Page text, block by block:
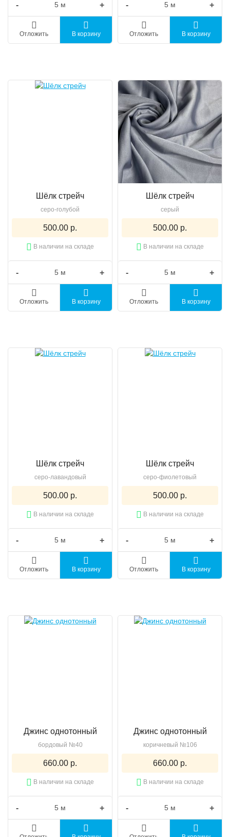
- +
Отложить В корзину
- +
Отложить В корзину
Шёлк стрейч
серо-голубой
500.00 р.
В наличии на складе
- +
Отложить В корзину
Шёлк стрейч
серый
500.00 р.
В наличии на складе
- +
Отложить В корзину
Шёлк стрейч
серо-лавандовый
500.00 р.
В наличии на складе
- +
Отложить В корзину
Шёлк стрейч
серо-фиолетовый
500.00 р.
В наличии на складе
- +
Отложить В корзину
Джинс однотонный
бордовый №40
660.00 р.
В наличии на складе
- +
Джинс однотонный
коричневый №106
660.00 р.
В наличии на складе
- +